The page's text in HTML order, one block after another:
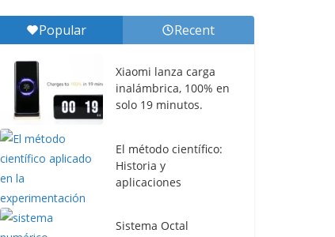
Pseint, aprende a programar de
forma didáctica
Popular Recent
Xiaomi lanza carga
inalámbrica, 100% en
solo 19 minutos.
El método científico:
Historia y
aplicaciones
Sistema Octal